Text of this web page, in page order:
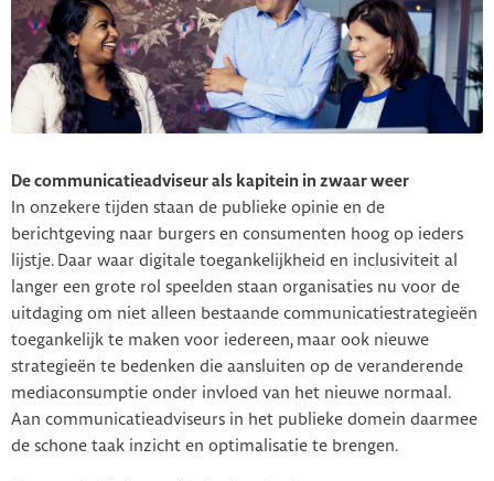
De communicatieadviseur als kapitein in zwaar weer
In onzekere tijden staan de publieke opinie en de
berichtgeving naar burgers en consumenten hoog op ieders
lijstje. Daar waar digitale toegankelijkheid en inclusiviteit al
langer een grote rol speelden staan organisaties nu voor de
uitdaging om niet alleen bestaande communicatiestrategieën
toegankelijk te maken voor iedereen, maar ook nieuwe
strategieën te bedenken die aansluiten op de veranderende
mediaconsumptie onder invloed van het nieuwe normaal.
Aan communicatieadviseurs in het publieke domein daarmee
de schone taak inzicht en optimalisatie te brengen.